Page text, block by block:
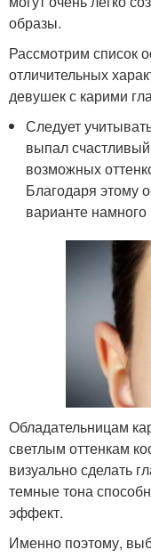
образы.
Рассмотрим список
отличительных
девушек с карими
Следует
выпал
возможных
Благодаря этому
варианте
Обладательницам
светлым оттенкам
визуально сделать
темные тона
эффект.
Именно поэтому,